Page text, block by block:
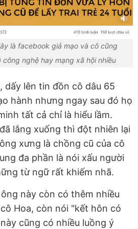
là facebook giả mạo và cô cũng
nghệ hay mạng xã hội nhiều
dấy lên tin đồn cô dâu 65
hành nhưng ngay sau đó họ
tất cả chỉ là hiểu lầm.
lắng xuống thì đột nhiên lại
xưng là chồng cũ của cô
đa phần là nói xấu người
từ ngữ rất khiếm nhã.
này còn có thêm nhiều
Hoa, còn nói "kết hôn có
cũng có nhiều luồng ý